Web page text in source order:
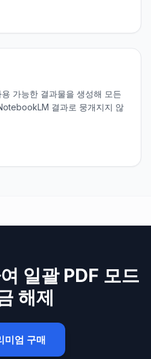
가능한 결과물을 생성해 모든
결과로 뭉개지지 않
일괄 PDF 모드
해제
미엄 구매